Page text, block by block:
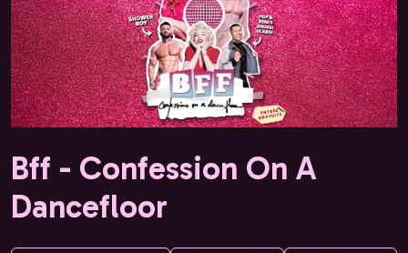
Bff - Confession On A
Dancefloor